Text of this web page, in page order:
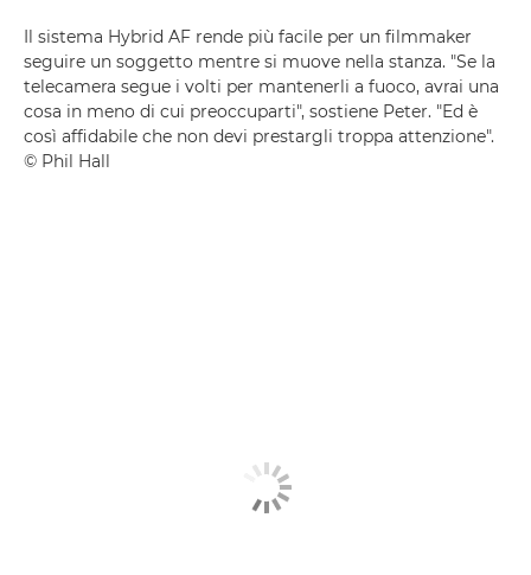
Il sistema Hybrid AF rende più facile per un filmmaker
seguire un soggetto mentre si muove nella stanza. "Se la
telecamera segue i volti per mantenerli a fuoco, avrai una
cosa in meno di cui preoccuparti", sostiene Peter. "Ed è
così affidabile che non devi prestargli troppa attenzione".
© Phil Hall